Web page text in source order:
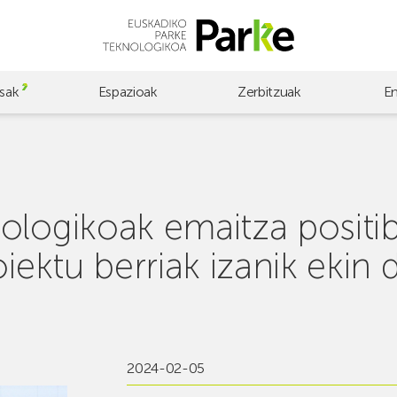
Espazioak Zerbitzuak
emaitza
berriak izanik ekin
2024-02-05